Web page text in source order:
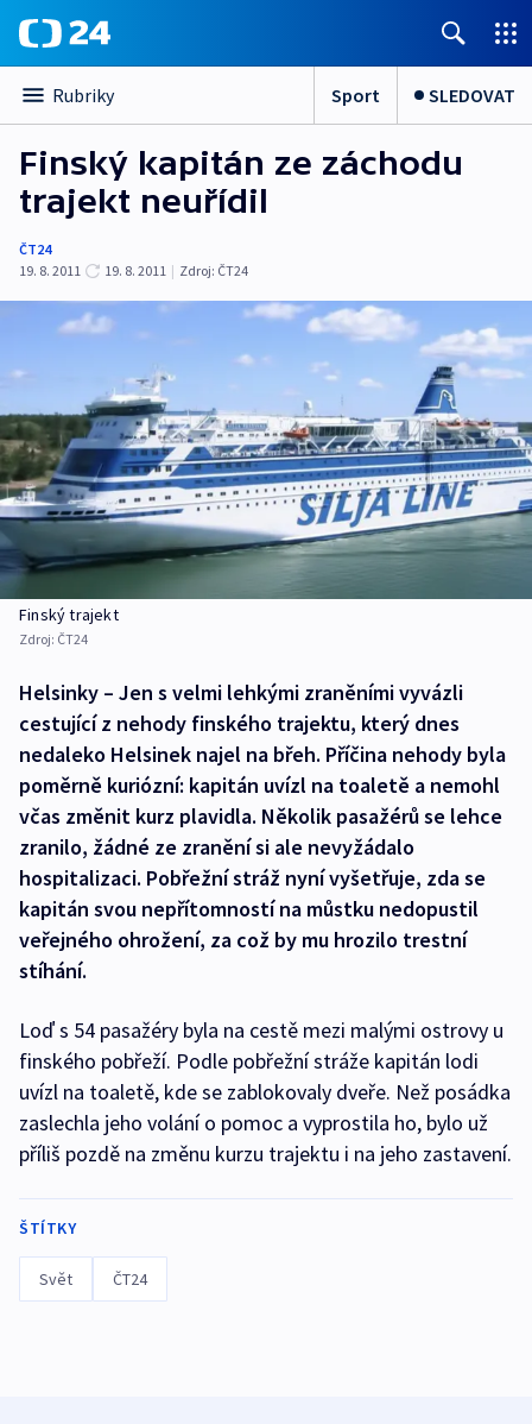
Rubriky Sport SLEDOVAT
Finský kapitán ze záchodu
trajekt neuřídil
ČT24
19. 8. 2011
19. 8. 2011 | Zdroj: ČT24
Finský trajekt
Zdroj: ČT24
Helsinky – Jen s velmi lehkými zraněními vyvázli
cestující z nehody finského trajektu, který dnes
nedaleko Helsinek najel na břeh. Příčina nehody byla
poměrně kuriózní: kapitán uvízl na toaletě a nemohl
včas změnit kurz plavidla. Několik pasažérů se lehce
zranilo, žádné ze zranění si ale nevyžádalo
hospitalizaci. Pobřežní stráž nyní vyšetřuje, zda se
kapitán svou nepřítomností na můstku nedopustil
veřejného ohrožení, za což by mu hrozilo trestní
stíhání.
Loď s 54 pasažéry byla na cestě mezi malými ostrovy u
finského pobřeží. Podle pobřežní stráže kapitán lodi
uvízl na toaletě, kde se zablokovaly dveře. Než posádka
zaslechla jeho volání o pomoc a vyprostila ho, bylo už
příliš pozdě na změnu kurzu trajektu i na jeho zastavení.
ŠTÍTKY
Svět ČT24